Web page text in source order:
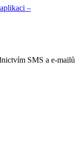
–
SMS a e-mailů